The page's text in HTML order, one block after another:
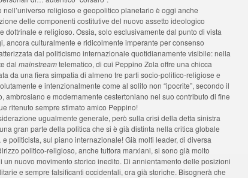
religioso e geopolitico planetario è oggi anche
delle componenti costitutive del nuovo assetto ideologico
dottrinale e religioso. Ossia, solo esclusivamente dal punto di vista
ancora culturalmente e ridicolmente imperante per consenso
dal politicismo internazionale quotidianamente visibile: nella
dal mainstreamtelematico, di cui Peppino Zola offre una chicca
da una fiera simpatia di almeno tre parti socio-politico-religiose e
e intenzionalmente come al solito non “ipocrite”, secondo il
ambrosiano e modernamente cestertoniano nel suo contributo di fine
ritenuto sempre stimato amico Peppino!
ugualmente generale, però sulla crisi della detta sinistra
gran parte della politica che si è già distinta nella critica globale
politicista, sul piano internazionale! Già molti leader, di diversa
politico-religioso, anche tuttora marxiani, si sono già molto
un nuovo movimento storico inedito. Di annientamento delle posizioni
e sempre falsificanti occidentali, ora già storiche. Bisognerà che